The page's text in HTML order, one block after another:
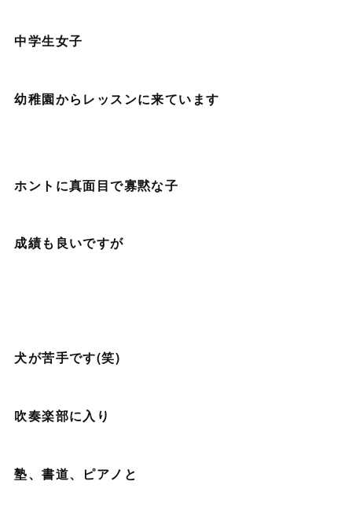
中学生女子
幼稚園からレッスンに来ています
ホントに真面目で寡黙な子
成績も良いですが
犬が苦手です(笑)
吹奏楽部に入り
塾、書道、ピアノと